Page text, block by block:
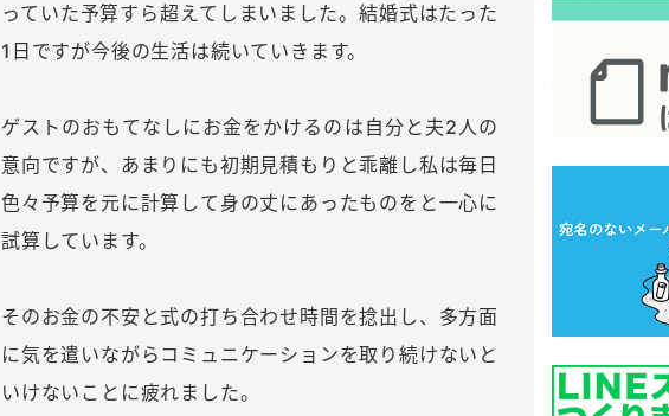
っていた予算すら超えてしまいました。結婚式はたった
1日ですが今後の生活は続いていきます。
ゲストのおもてなしにお金をかけるのは自分と夫2人の
意向ですが、あまりにも初期見積もりと乖離し私は毎日
色々予算を元に計算して身の丈にあったものをと一心に
試算しています。
そのお金の不安と式の打ち合わせ時間を捻出し、多方面
に気を遣いながらコミュニケーションを取り続けないと
いけないことに疲れました。